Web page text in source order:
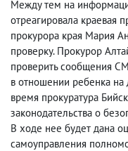
Между тем на
отреагировала краевая
прокурора края Мария
проверку. Прокурор
проверить сообщения
в отношении ребенка
время прокуратура
законодательства о
В ходе нее будет дана
самоуправления